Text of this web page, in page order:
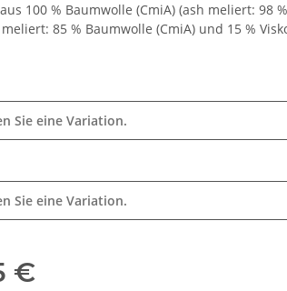
100 % Baumwolle (CmiA) (ash meliert: 98
85 % Baumwolle (CmiA) und 15 %
Sie eine Variation.
Sie eine Variation.
€